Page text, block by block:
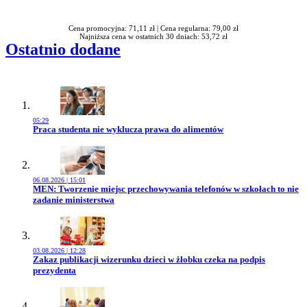
Cena promocyjna: 71,11 zł | Cena regularna: 79,00 zł
Najniższa cena w ostatnich 30 dniach: 53,72 zł
Ostatnio dodane
05:29
Przejdź do artykułu:
Praca studenta nie wyklucza prawa do alimentów
06.08.2026 | 15:01
Przejdź do artykułu:
MEN: Tworzenie miejsc przechowywania telefonów w szkołach to nie
zadanie ministerstwa
03.08.2026 | 12:28
Przejdź do artykułu:
Zakaz publikacji wizerunku dzieci w żłobku czeka na podpis
prezydenta